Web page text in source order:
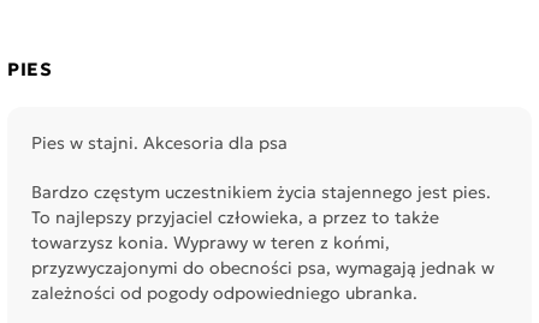
PIES
Pies w stajni. Akcesoria dla psa
Bardzo częstym uczestnikiem życia stajennego jest pies.
To najlepszy przyjaciel człowieka, a przez to także
towarzysz konia. Wyprawy w teren z końmi,
przyzwyczajonymi do obecności psa, wymagają jednak w
zależności od pogody odpowiedniego ubranka.